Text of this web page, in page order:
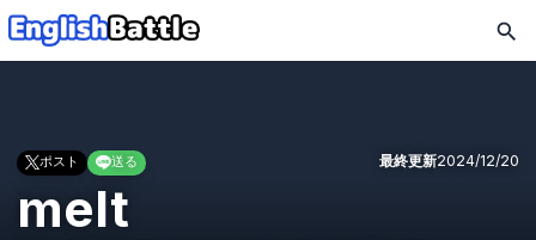
ポスト 送る 最終更新2024/12/20
melt